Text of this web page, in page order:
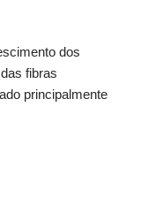
dos
fibras
principalmente